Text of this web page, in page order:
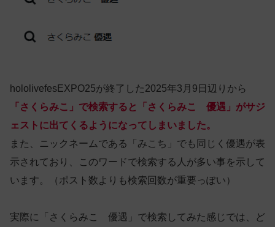
hololivefesEXPO25が終了した2025年3月9日辺りから
「さくらみこ」で検索すると「さくらみこ 優遇」がサジ
ェストに出てくるようになってしまいました。
また、ニックネームである「みこち」でも同じく優遇が表
示されており、このワードで検索する人が多い事を示して
います。（ポスト数よりも検索回数が重要っぽい）
実際に「さくらみこ 優遇」で検索してみた感じでは、ど